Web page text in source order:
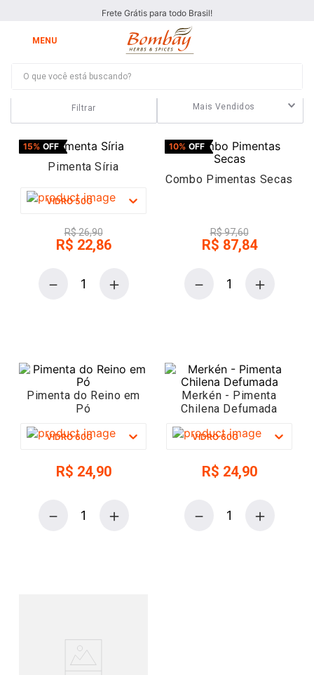
Frete Grátis para todo Brasil!
Pimentas Pimenta Em Pó
Filtrar Mais Vendidos
15% OFF
Pimenta Síria
VIDRO 50G
R$26,90
R$ 22,86
＋
－
10% OFF
Combo Pimentas Secas
R$97,60
R$ 87,84
＋
－
Pimenta do Reino em
Pó
VIDRO 60G
R$ 24,90
＋
－
Merkén - Pimenta
Chilena Defumada
VIDRO 60G
R$ 24,90
＋
－